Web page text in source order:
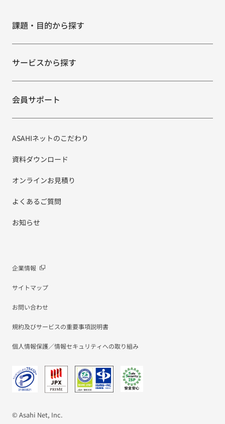
課題・目的から探す
サービスから探す
会員サポート
ASAHIネットのこだわり
資料ダウンロード
オンラインお見積り
よくあるご質問
お知らせ
企業情報
サイトマップ
お問い合わせ
規約及びサービスの重要事項説明書
個人情報保護／情報セキュリティへの取り組み
© Asahi Net, Inc.